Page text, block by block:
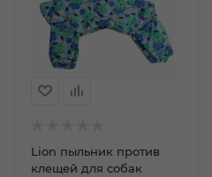
Lion пыльник против
клещей для собак